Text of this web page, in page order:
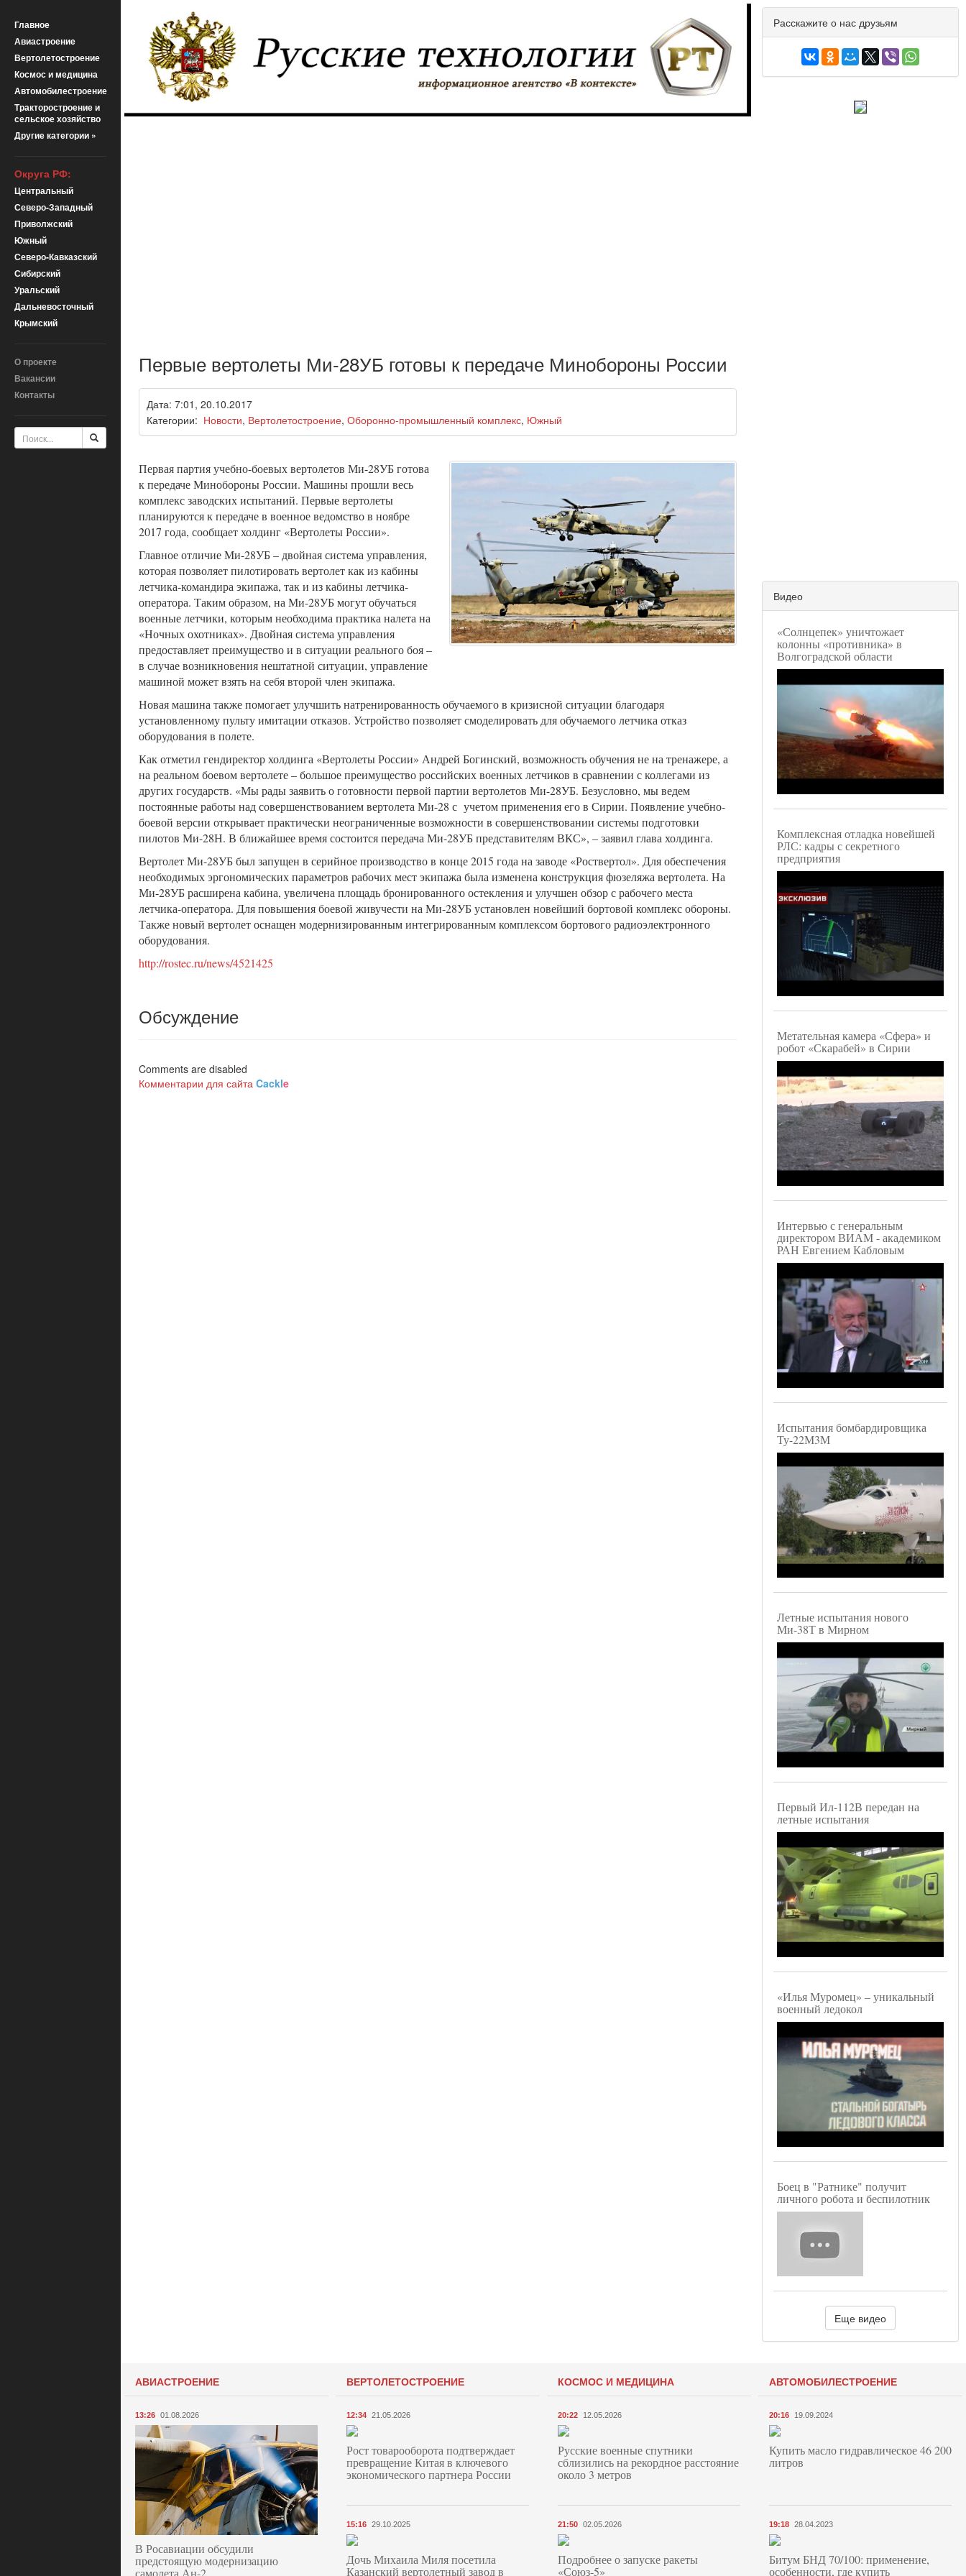
Главное
Авиастроение
Вертолетостроение
Космос и медицина
Автомобилестроение
Тракторостроение и
сельское хозяйство
Другие категории »
Округа РФ:
Центральный
Северо-Западный
Приволжский
Южный
Северо-Кавказский
Сибирский
Уральский
Дальневосточный
Крымский
О проекте
Вакансии
Контакты
Первые вертолеты Ми-28УБ готовы к передаче Минобороны России
Дата: 7:01, 20.10.2017
Категории: Новости, Вертолетостроение, Оборонно-промышленный комплекс, Южный
Первая партия учебно-боевых вертолетов Ми-28УБ готова
к передаче Минобороны России. Машины прошли весь
комплекс заводских испытаний. Первые вертолеты
планируются к передаче в военное ведомство в ноябре
2017 года, сообщает холдинг «Вертолеты России».
Главное отличие Ми-28УБ – двойная система управления,
которая позволяет пилотировать вертолет как из кабины
летчика-командира экипажа, так и из кабины летчика-
оператора. Таким образом, на Ми-28УБ могут обучаться
военные летчики, которым необходима практика налета на
«Ночных охотниках». Двойная система управления
предоставляет преимущество и в ситуации реального боя –
в случае возникновения нештатной ситуации, управление
машиной может взять на себя второй член экипажа.
Новая машина также помогает улучшить натренированность обучаемого в кризисной ситуации благодаря
установленному пульту имитации отказов. Устройство позволяет смоделировать для обучаемого летчика отказ
оборудования в полете.
Как отметил гендиректор холдинга «Вертолеты России» Андрей Богинский, возможность обучения не на тренажере, а
на реальном боевом вертолете – большое преимущество российских военных летчиков в сравнении с коллегами из
других государств. «Мы рады заявить о готовности первой партии вертолетов Ми-28УБ. Безусловно, мы ведем
постоянные работы над совершенствованием вертолета Ми-28 с учетом применения его в Сирии. Появление учебно-
боевой версии открывает практически неограниченные возможности в совершенствовании системы подготовки
пилотов Ми-28Н. В ближайшее время состоится передача Ми-28УБ представителям ВКС», – заявил глава холдинга.
Вертолет Ми-28УБ был запущен в серийное производство в конце 2015 года на заводе «Роствертол». Для обеспечения
необходимых эргономических параметров рабочих мест экипажа была изменена конструкция фюзеляжа вертолета. На
Ми-28УБ расширена кабина, увеличена площадь бронированного остекления и улучшен обзор с рабочего места
летчика-оператора. Для повышения боевой живучести на Ми-28УБ установлен новейший бортовой комплекс обороны.
Также новый вертолет оснащен модернизированным интегрированным комплексом бортового радиоэлектронного
оборудования.
http://rostec.ru/news/4521425
Обсуждение
Comments are disabled
Комментарии для сайта Cackle
Расскажите о нас друзьям
Видео
«Солнцепек» уничтожает
колонны «противника» в
Волгоградской области
Комплексная отладка новейшей
РЛС: кадры с секретного
предприятия
Метательная камера «Сфера» и
робот «Скарабей» в Сирии
Интервью с генеральным
директором ВИАМ - академиком
РАН Евгением Кабловым
Испытания бомбардировщика
Ту-22М3М
Летные испытания нового
Ми-38Т в Мирном
Первый Ил-112В передан на
летные испытания
«Илья Муромец» – уникальный
военный ледокол
Боец в "Ратнике" получит
личного робота и беспилотник
Еще видео
АВИАСТРОЕНИЕ
13:26 01.08.2026
В Росавиации обсудили
предстоящую модернизацию
самолета Ан-2
ВЕРТОЛЕТОСТРОЕНИЕ
12:34 21.05.2026
Рост товарооборота подтверждает
превращение Китая в ключевого
экономического партнера России
15:16 29.10.2025
Дочь Михаила Миля посетила
Казанский вертолетный завод в
КОСМОС И МЕДИЦИНА
20:22 12.05.2026
Русские военные спутники
сблизились на рекордное расстояние
около 3 метров
21:50 02.05.2026
Подробнее о запуске ракеты
«Союз‑5»
АВТОМОБИЛЕСТРОЕНИЕ
20:16 19.09.2024
Купить масло гидравлическое 46 200
литров
19:18 28.04.2023
Битум БНД 70/100: применение,
особенности, где купить